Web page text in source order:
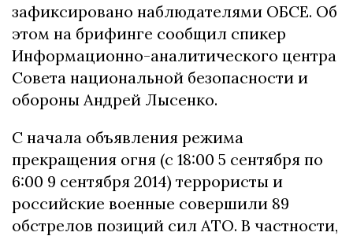
зафиксировано наблюдателями ОБСЕ. Об
этом на брифинге сообщил спикер
Информационно-аналитического центра
Совета национальной безопасности и
обороны Андрей Лысенко.
С начала объявления режима
прекращения огня (с 18:00 5 сентября по
6:00 9 сентября 2014) террористы и
российские военные совершили 89
обстрелов позиций сил АТО. В частности,